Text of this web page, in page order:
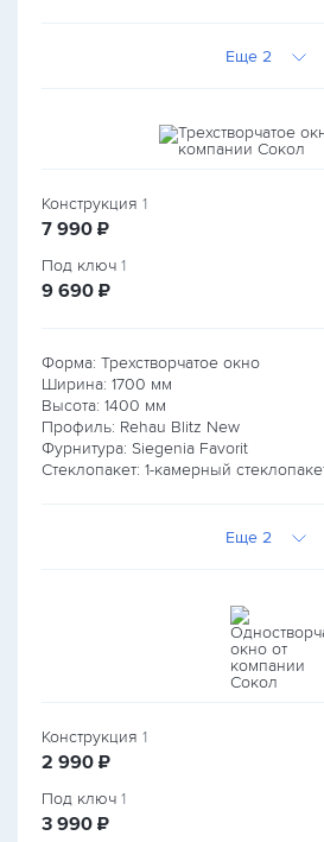
Еще 2
Конструкция 1
7 990 руб.
₽
Под ключ 1
9 690 руб.
₽
Форма: Трехстворчатое окно
Ширина: 1700 мм
Высота: 1400 мм
Профиль: Rehau Blitz New
Фурнитура: Siegenia Favorit
Стеклопакет: 1-камерный
Еще 2
Конструкция 1
2 990 руб.
₽
Под ключ 1
3 990 руб.
₽